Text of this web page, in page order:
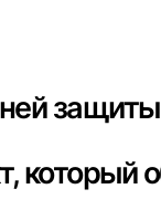
защиты
который